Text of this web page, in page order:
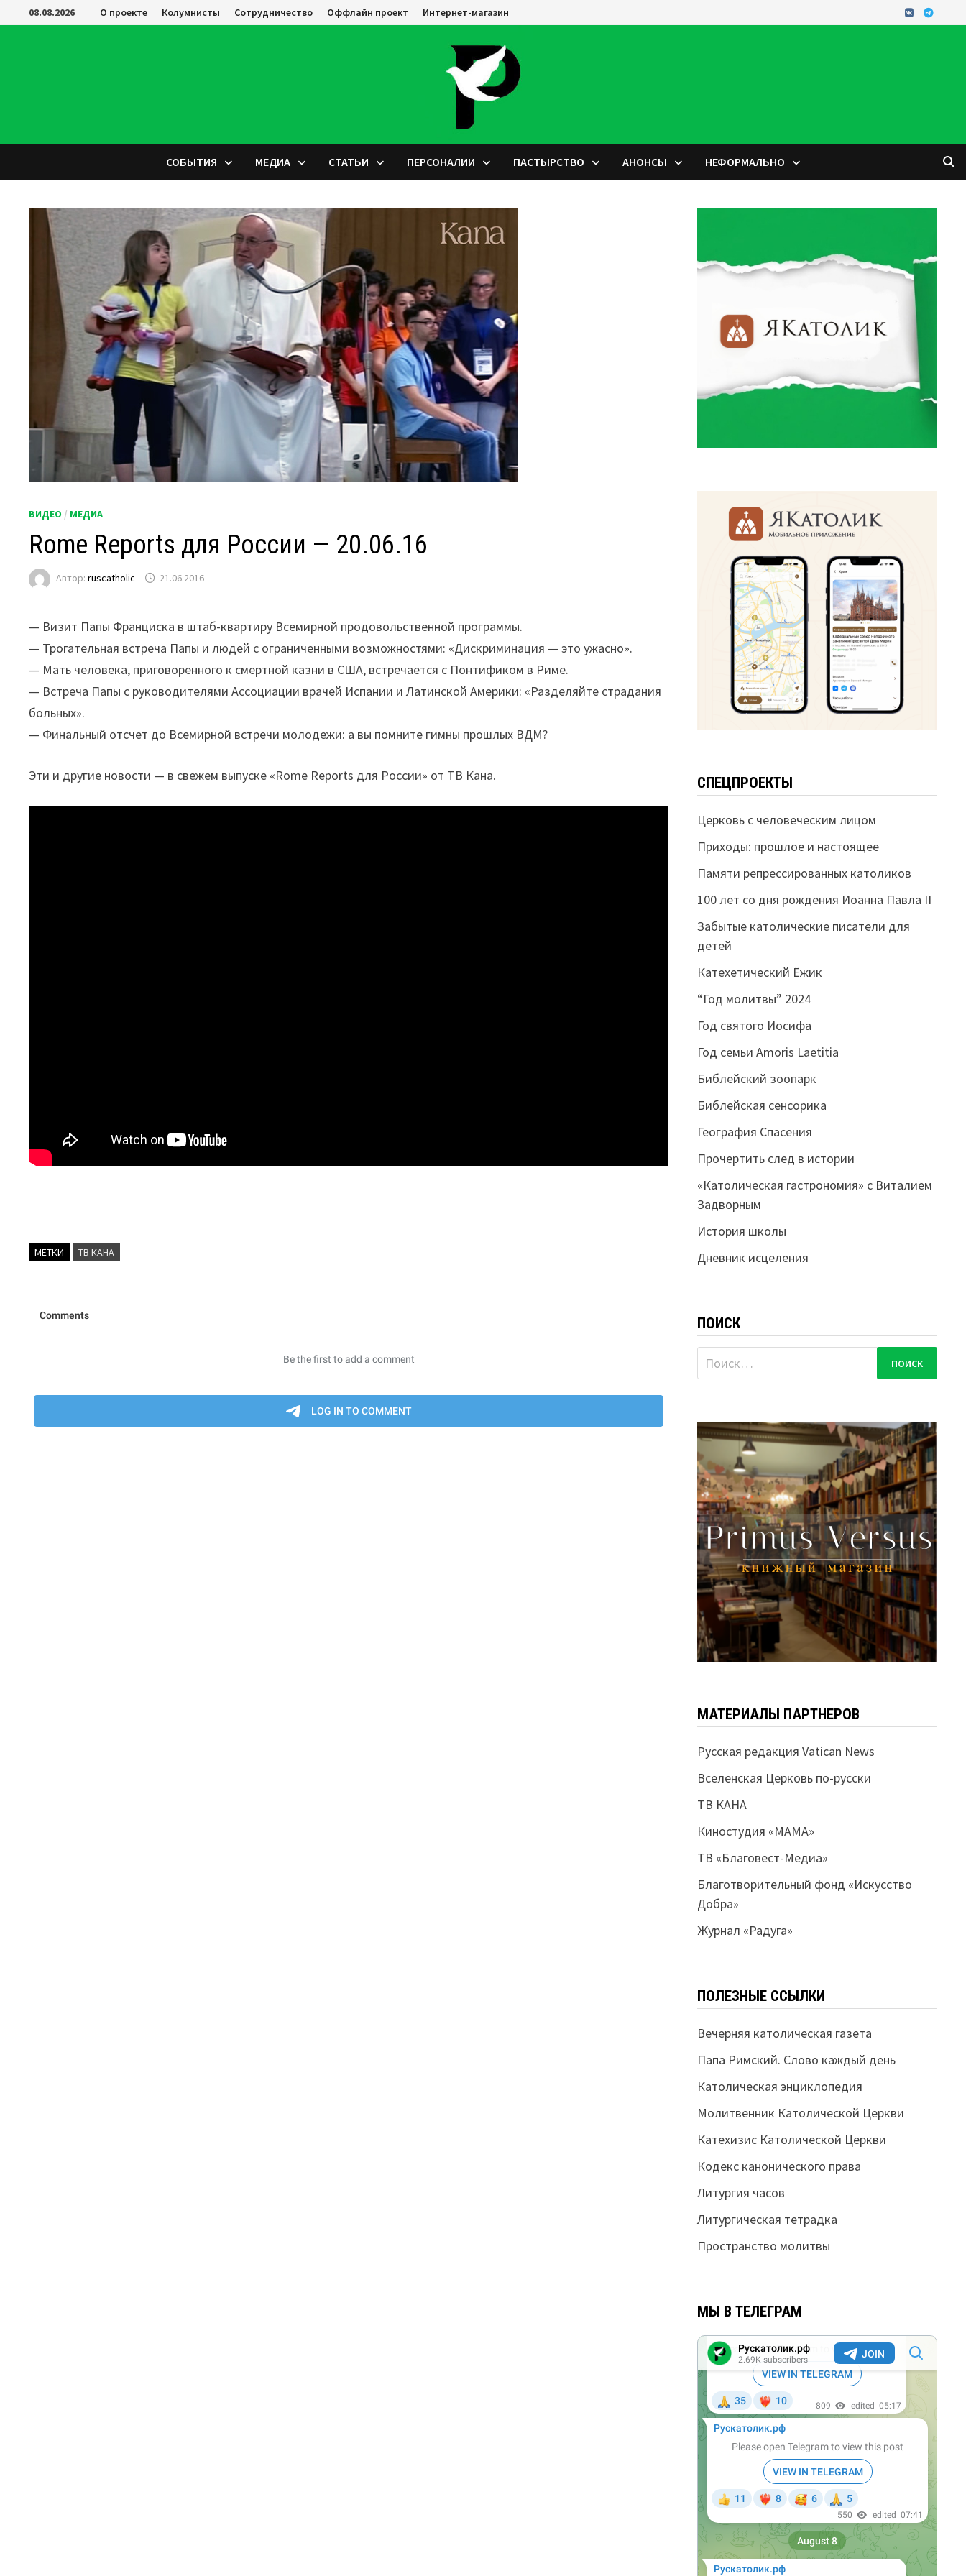
Перейти
к
08.08.2026 О проекте Колумнисты Сотрудничество Оффлайн проект Интернет-магазин
СОБЫТИЯ МЕДИА СТАТЬИ ПЕРСОНАЛИИ ПАСТЫРСТВО АНОНСЫ НЕФОРМАЛЬНО
ВИДЕО / МЕДИА
Rome Reports для России — 20.06.16
Автор:ruscatholic 21.06.2016
— Визит Папы Франциска в штаб-квартиру Всемирной продовольственной программы.
— Трогательная встреча Папы и людей с ограниченными возможностями: «Дискриминация — это ужасно».
— Мать человека, приговоренного к смертной казни в США, встречается с Понтификом в Риме.
— Встреча Папы с руководителями Ассоциации врачей Испании и Латинской Америки: «Разделяйте страдания
больных».
— Финальный отсчет до Всемирной встречи молодежи: а вы помните гимны прошлых ВДМ?
Эти и другие новости — в свежем выпуске «Rome Reports для России» от ТВ Кана.
МЕТКИ ТВ КАНА
СПЕЦПРОЕКТЫ
Церковь с человеческим лицом
Приходы: прошлое и настоящее
Памяти репрессированных католиков
100 лет со дня рождения Иоанна Павла II
Забытые католические писатели для
детей
Катехетический Ёжик
“Год молитвы” 2024
Год святого Иосифа
Год семьи Amoris Laetitia
Библейский зоопарк
Библейская сенсорика
География Спасения
Прочертить след в истории
«Католическая гастрономия» с Виталием
Задворным
История школы
Дневник исцеления
ПОИСК
Найти:
МАТЕРИАЛЫ ПАРТНЕРОВ
Русская редакция Vatican News
Вселенская Церковь по-русски
ТВ КАНА
Киностудия «МАМА»
ТВ «Благовест-Медиа»
Благотворительный фонд «Искусство
Добра»
Журнал «Радуга»
ПОЛЕЗНЫЕ ССЫЛКИ
Вечерняя католическая газета
Папа Римский. Слово каждый день
Католическая энциклопедия
Молитвенник Католической Церкви
Катехизис Католической Церкви
Кодекс канонического права
Литургия часов
Литургическая тетрадка
Пространство молитвы
МЫ В ТЕЛЕГРАМ